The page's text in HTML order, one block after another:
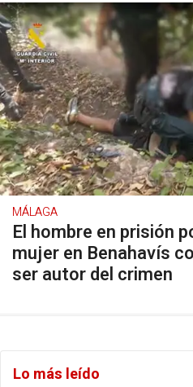
MÁLAGA
El hombre en prisión
mujer en Benahavís
ser autor del crimen
Lo más leído